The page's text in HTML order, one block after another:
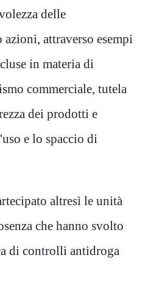
delle
attraverso esempi
in materia di
commerciale, tutela
dei prodotti e
e lo spaccio di
altresì le unità
che hanno svolto
di controlli antidroga